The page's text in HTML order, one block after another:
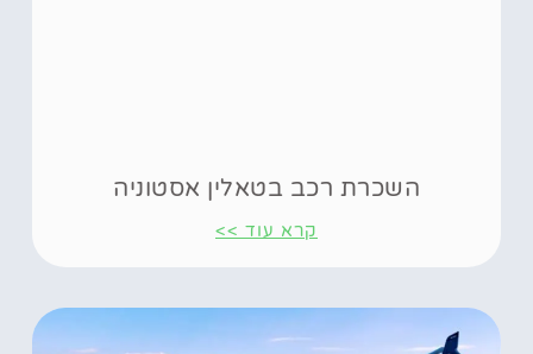
השכרת רכב בטאלין אסטוניה
קרא עוד >>